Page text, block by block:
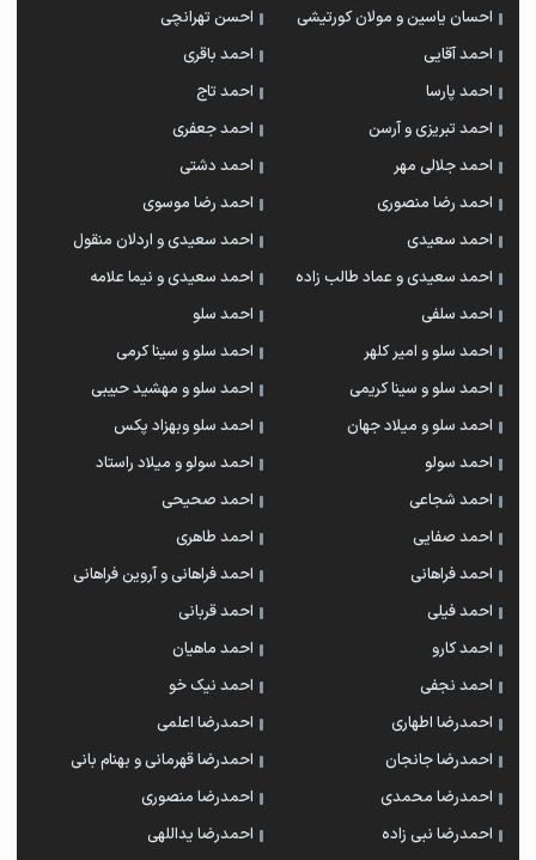
احسان یاسین و مولان کورتیشی
احسن تهرانچی
احمد آقایی
احمد باقری
احمد پارسا
احمد تاج
احمد تبریزی و آرسن
احمد جعفری
احمد جلالی مهر
احمد دشتی
احمد رضا منصوری
احمد رضا موسوی
احمد سعیدی
احمد سعیدی و اردلان منقول
احمد سعیدی و عماد طالب زاده
احمد سعیدی و نیما علامه
احمد سلفی
احمد سلو
احمد سلو و امیر کلهر
احمد سلو و سینا کرمی
احمد سلو و سینا کریمی
احمد سلو و مهشید حبیبی
احمد سلو و میلاد جهان
احمد سلو وبهزاد پکس
احمد سولو
احمد سولو و میلاد راستاد
احمد شجاعی
احمد صحیحی
احمد صفایی
احمد طاهری
احمد فراهانی
احمد فراهانی و آروین فراهانی
احمد فیلی
احمد قربانی
احمد کارو
احمد ماهیان
احمد نجفی
احمد نیک خو
احمدرضا اطهاری
احمدرضا اعلمی
احمدرضا جانجان
احمدرضا قهرمانی و بهنام بانی
احمدرضا محمدی
احمدرضا منصوری
احمدرضا نبی زاده
احمدرضا یداللهی